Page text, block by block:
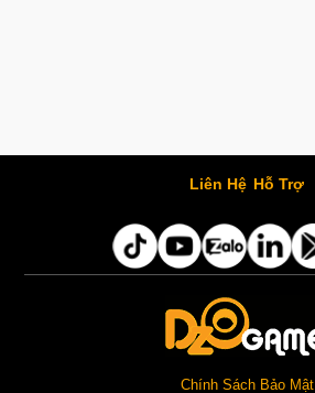
Liên Hệ Hỗ Trợ
Chính Sách Bảo Mật